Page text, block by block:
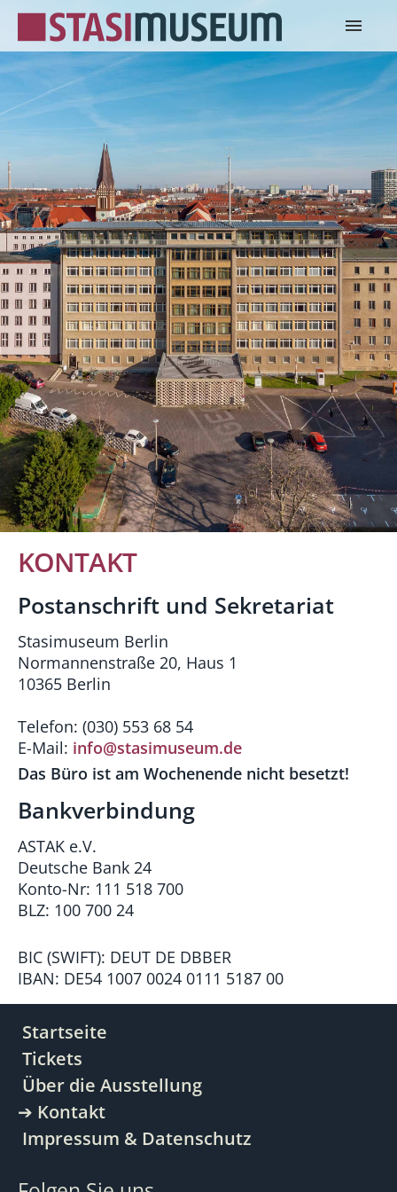
Start
Tickets
Ausstellung
Kontakt
English
KONTAKT
Postanschrift und Sekretariat
Stasimuseum Berlin
Normannenstraße 20, Haus 1
10365 Berlin
Telefon: (030) 553 68 54
E-Mail: info@stasimuseum.de
Das Büro ist am Wochenende nicht besetzt!
Bankverbindung
ASTAK e.V.
Deutsche Bank 24
Konto-Nr: 111 518 700
BLZ: 100 700 24
BIC (SWIFT): DEUT DE DBBER
IBAN: DE54 1007 0024 0111 5187 00
Startseite
Tickets
Über die Ausstellung
Kontakt
Impressum & Datenschutz